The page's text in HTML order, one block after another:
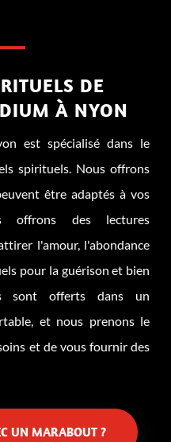
DE
À NYON
est spécialisé dans le
spirituels. Nous offrons
être adaptés à vos
offrons des lectures
l'amour, l'abondance
pour la guérison et bien
sont offerts dans un
et nous prenons le
et de vous fournir des
UN MARABOUT ?